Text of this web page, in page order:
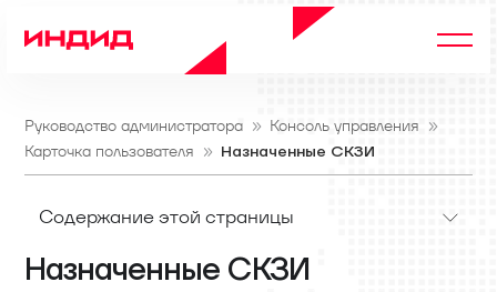
Руководство администратора
Консоль управления
Карточка пользователя
Назначенные СКЗИ
Содержание этой страницы
Назначенные СКЗИ